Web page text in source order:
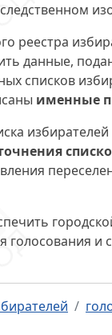
реестра
данные,
списков
именные
голосования и